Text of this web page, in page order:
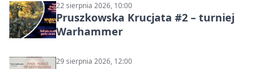
22 sierpnia 2026, 10:00
Pruszkowska Krucjata #2 – turniej
Warhammer
29 sierpnia 2026, 12:00